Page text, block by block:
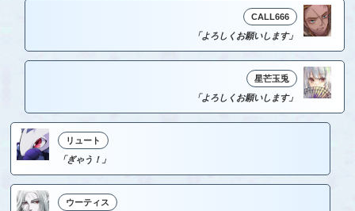
CALL666
「よろしくお願いします」
星芒玉兎
「よろしくお願いします」
リュート
「ぎゃう！」
ウーティス